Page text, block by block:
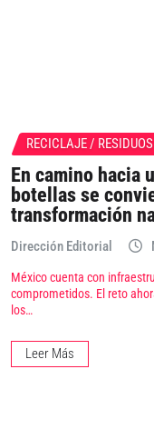
RECICLAJE / RESIDUOS
En camino hacia
botellas se
transformación
Dirección Editorial
México cuenta con
comprometidos. El reto
los…
Leer Más